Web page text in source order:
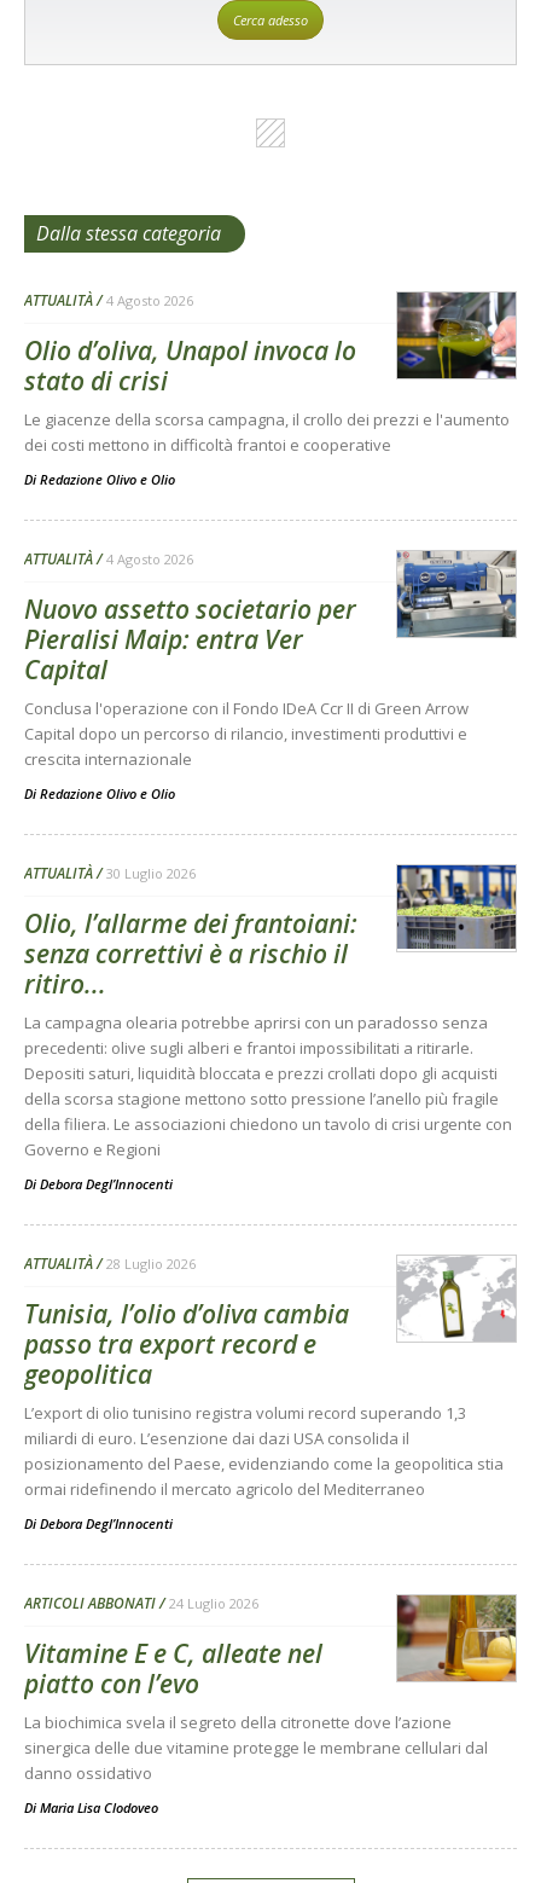
Cerca adesso
Dalla stessa categoria
ATTUALITÀ 4 Agosto 2026
Olio d’oliva, Unapol invoca lo
stato di crisi
Le giacenze della scorsa campagna, il crollo dei prezzi e l'aumento
dei costi mettono in difficoltà frantoi e cooperative
Di Redazione Olivo e Olio
ATTUALITÀ 4 Agosto 2026
Nuovo assetto societario per
Pieralisi Maip: entra Ver
Capital
Conclusa l'operazione con il Fondo IDeA Ccr II di Green Arrow
Capital dopo un percorso di rilancio, investimenti produttivi e
crescita internazionale
Di Redazione Olivo e Olio
ATTUALITÀ 30 Luglio 2026
Olio, l’allarme dei frantoiani:
senza correttivi è a rischio il
ritiro...
La campagna olearia potrebbe aprirsi con un paradosso senza
precedenti: olive sugli alberi e frantoi impossibilitati a ritirarle.
Depositi saturi, liquidità bloccata e prezzi crollati dopo gli acquisti
della scorsa stagione mettono sotto pressione l’anello più fragile
della filiera. Le associazioni chiedono un tavolo di crisi urgente con
Governo e Regioni
Di Debora Degl’Innocenti
ATTUALITÀ 28 Luglio 2026
Tunisia, l’olio d’oliva cambia
passo tra export record e
geopolitica
L’export di olio tunisino registra volumi record superando 1,3
miliardi di euro. L’esenzione dai dazi USA consolida il
posizionamento del Paese, evidenziando come la geopolitica stia
ormai ridefinendo il mercato agricolo del Mediterraneo
Di Debora Degl’Innocenti
ARTICOLI ABBONATI 24 Luglio 2026
Vitamine E e C, alleate nel
piatto con l’evo
La biochimica svela il segreto della citronette dove l’azione
sinergica delle due vitamine protegge le membrane cellulari dal
danno ossidativo
Di Maria Lisa Clodoveo